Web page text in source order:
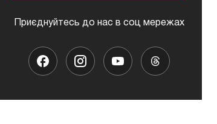
Приєднуйтесь до нас в соц мережах